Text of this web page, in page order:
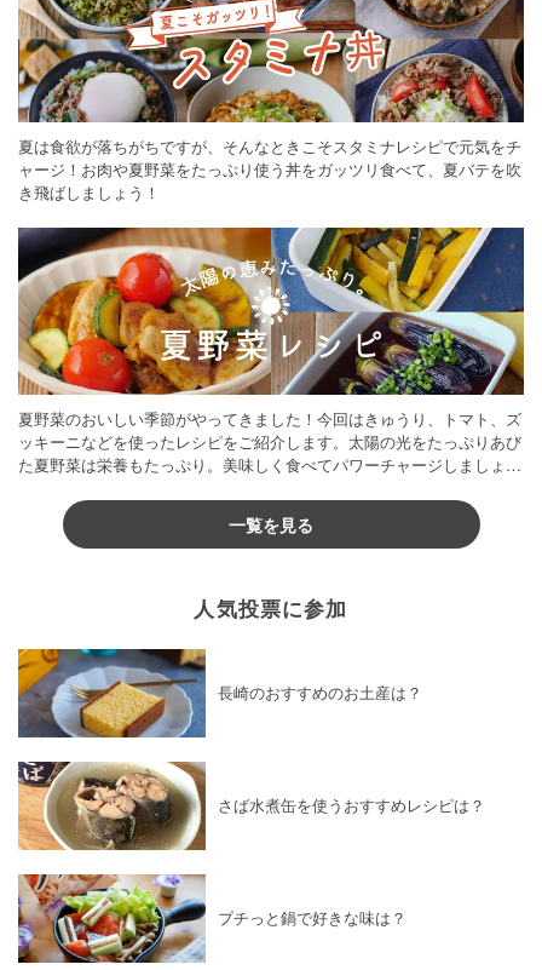
夏は食欲が落ちがちですが、そんなときこそスタミナレシピで元気をチ
ャージ！お肉や夏野菜をたっぷり使う丼をガッツリ食べて、夏バテを吹
き飛ばしましょう！
夏野菜のおいしい季節がやってきました！今回はきゅうり、トマト、ズ
ッキーニなどを使ったレシピをご紹介します。太陽の光をたっぷりあび
た夏野菜は栄養もたっぷり。美味しく食べてパワーチャージしましょう
一覧を見る
人気投票に参加
長崎のおすすめのお土産は？
さば水煮缶を使うおすすめレシピは？
プチっと鍋で好きな味は？